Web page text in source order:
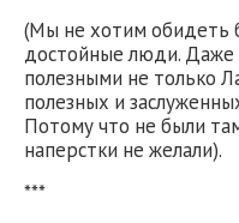
(Мы не хотим обидеть
достойные люди. Даже
полезными не только
полезных и
Потому что не были
наперстки не желали).
***